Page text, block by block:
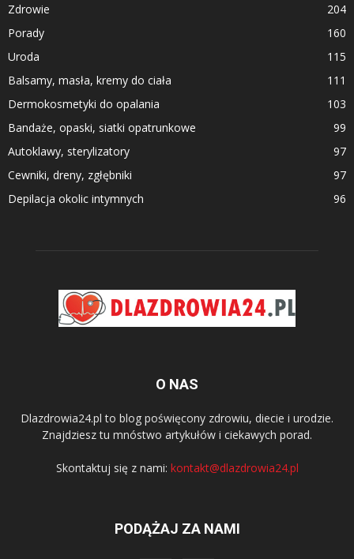
Zdrowie
204
Porady
160
Uroda
115
Balsamy, masła, kremy do ciała
111
Dermokosmetyki do opalania
103
Bandaże, opaski, siatki opatrunkowe
99
Autoklawy, sterylizatory
97
Cewniki, dreny, zgłębniki
97
Depilacja okolic intymnych
96
O NAS
Dlazdrowia24.pl to blog poświęcony zdrowiu, diecie i urodzie.
Znajdziesz tu mnóstwo artykułów i ciekawych porad.
Skontaktuj się z nami: kontakt@dlazdrowia24.pl
PODĄŻAJ ZA NAMI